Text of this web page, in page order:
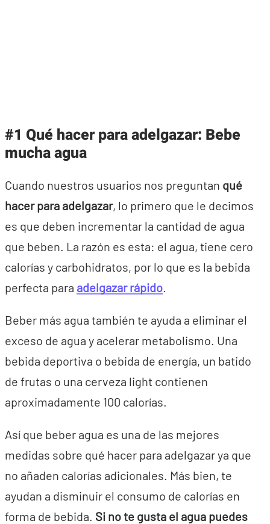
#1 Qué hacer para adelgazar: Bebe
mucha agua
Cuando nuestros usuarios nos preguntan qué
hacer para adelgazar, lo primero que le decimos
es que deben incrementar la cantidad de agua
que beben. La razón es esta: el agua, tiene cero
calorías y carbohidratos, por lo que es la bebida
perfecta para adelgazar rápido.
Beber más agua también te ayuda a eliminar el
exceso de agua y acelerar metabolismo. Una
bebida deportiva o bebida de energía, un batido
de frutas o una cerveza light contienen
aproximadamente 100 calorías.
Así que beber agua es una de las mejores
medidas sobre qué hacer para adelgazar ya que
no añaden calorías adicionales. Más bien, te
ayudan a disminuir el consumo de calorías en
forma de bebida. Si no te gusta el agua puedes